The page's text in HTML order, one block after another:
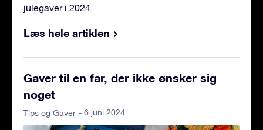
julegaver i 2024.
Læs hele artiklen
Gaver til en far, der ikke ønsker sig
noget
Tips og Gaver - 6 juni 2024